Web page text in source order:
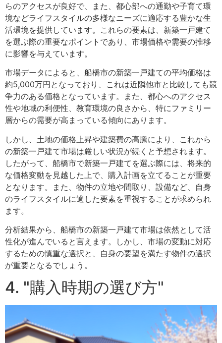
らのアクセスが良好で、また、都心部への通勤や子育て環
境などライフスタイルの多様なニーズに適応する豊かな生
活環境を提供しています。これらの要素は、新築一戸建て
を選ぶ際の重要なポイントであり、市場価格や需要の推移
に影響を与えています。
市場データによると、船橋市の新築一戸建ての平均価格は
約5,000万円となっており、これは近隣他市と比較しても競
争力のある価格となっています。また、都心へのアクセス
性や地域の利便性、教育環境の良さから、特にファミリー
層からの需要が高まっている傾向にあります。
しかし、土地の価格上昇や建築費の高騰により、これから
の新築一戸建て市場は厳しい状況が続くと予想されます。
したがって、船橋市で新築一戸建てを選ぶ際には、将来的
な価格変動を見越した上で、購入計画を立てることが重要
となります。また、物件の立地や間取り、設備など、自身
のライフスタイルに適した要素を重視することが求められ
ます。
分析結果から、船橋市の新築一戸建て市場は依然として活
性化が進んでいると言えます。しかし、市場の変動に対応
するための慎重な選択と、自身の要望を満たす物件の選択
が重要となるでしょう。
4. "購入時期の選び方"